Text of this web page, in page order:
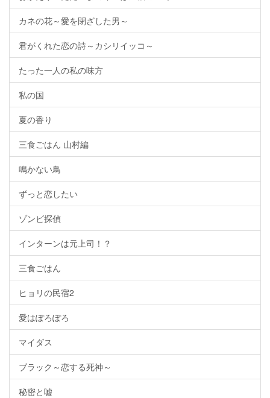
カネの花～愛を閉ざした男～
君がくれた恋の詩～カシリイッコ～
たった一人の私の味方
私の国
夏の香り
三食ごはん 山村編
鳴かない鳥
ずっと恋したい
ゾンビ探偵
インターンは元上司！？
三食ごはん
ヒョリの民宿2
愛はぽろぽろ
マイダス
ブラック～恋する死神～
秘密と嘘